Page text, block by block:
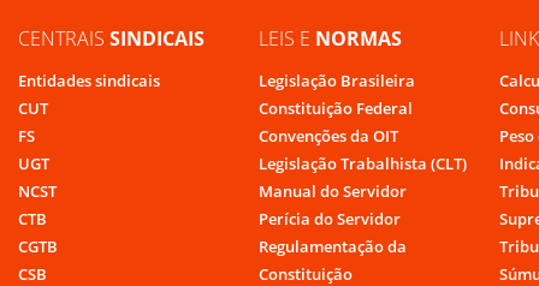
CENTRAIS SINDICAIS
Entidades sindicais
CUT
FS
UGT
NCST
CTB
CGTB
CSB
LEIS E NORMAS
Legislação Brasileira
Constituição Federal
Convenções da OIT
Legislação Trabalhista (CLT)
Manual do Servidor
Perícia do Servidor
Regulamentação da
Constituição